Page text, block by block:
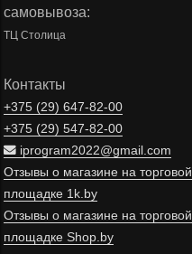
самовывоза:
ТЦ Столица
Контакты
+375 (29)647-82-00
+375 (29)547-82-00
iprogram2022@gmail.com
Отзывы о магазине на торговой
площадке 1k.by
Отзывы о магазине на торговой
площадке Shop.by